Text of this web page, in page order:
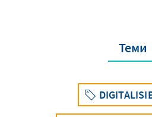
Теми